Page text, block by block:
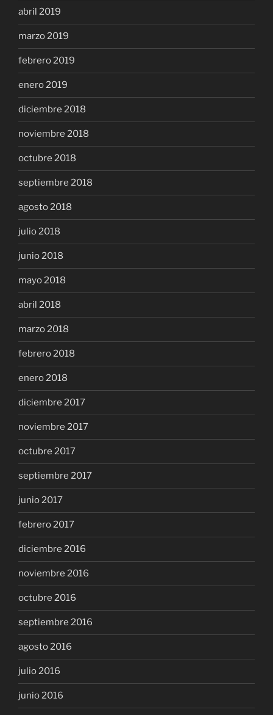
abril 2019
marzo 2019
febrero 2019
enero 2019
diciembre 2018
noviembre 2018
octubre 2018
septiembre 2018
agosto 2018
julio 2018
junio 2018
mayo 2018
abril 2018
marzo 2018
febrero 2018
enero 2018
diciembre 2017
noviembre 2017
octubre 2017
septiembre 2017
junio 2017
febrero 2017
diciembre 2016
noviembre 2016
octubre 2016
septiembre 2016
agosto 2016
julio 2016
junio 2016